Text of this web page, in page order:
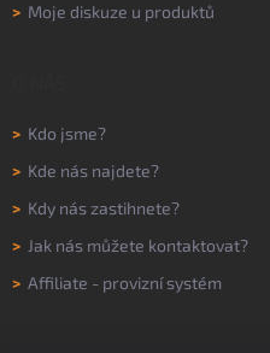
> Moje diskuze u produktů
> Kdo jsme?
> Kde nás najdete?
> Kdy nás zastihnete?
> Jak nás můžete kontaktovat?
> Affiliate - provizní systém